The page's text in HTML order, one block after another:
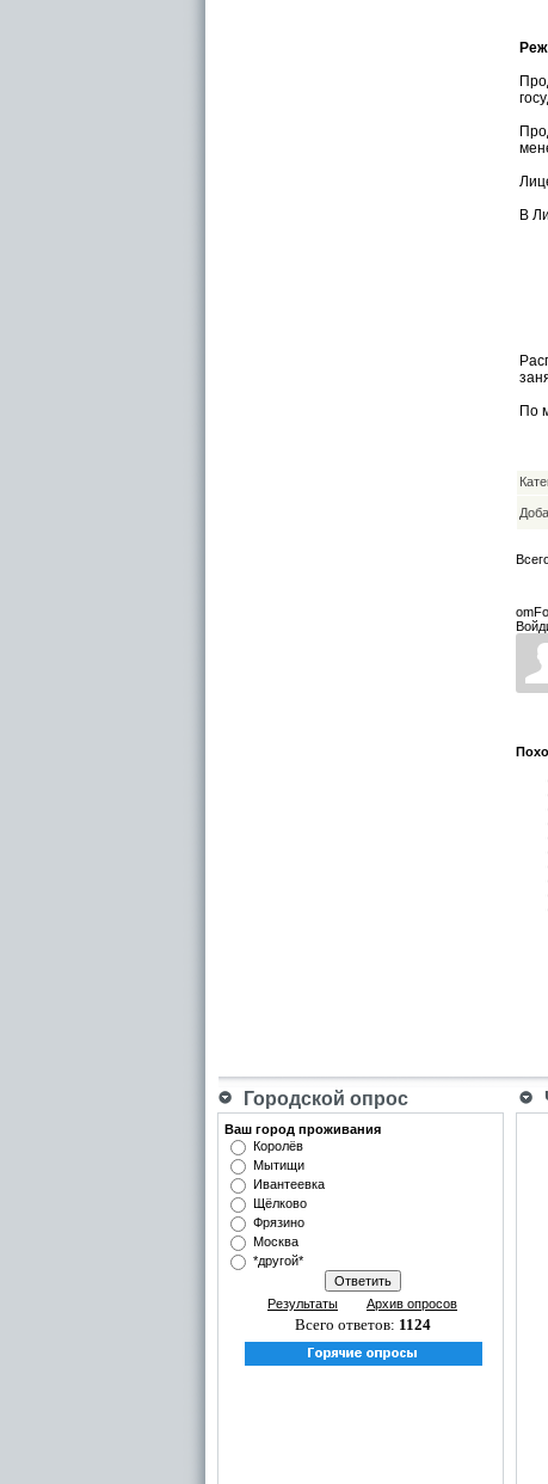
В
По
Городской опрос
Ваш город проживания
Королёв
Мытищи
Ивантеевка
Щёлково
Фрязино
Москва
*другой*
Результаты Архив опросов
Всего ответов: 1124